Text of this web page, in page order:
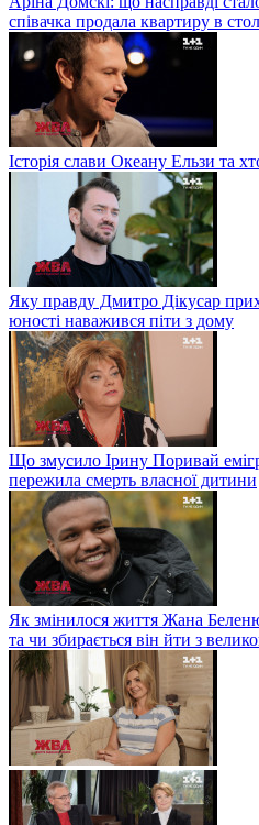
співачка продала квартиру в
Історія слави Океану Ельзи та
Яку правду Дмитро Дікусар
юності наважився піти з дому
Що змусило Ірину Поривай
пережила смерть власної дитини
Як змінилося життя Жана
та чи збирається він йти з